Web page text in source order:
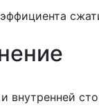
внутренней